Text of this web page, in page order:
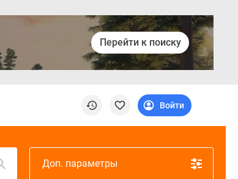
Перейти к поиску
Войти
Доп. параметры